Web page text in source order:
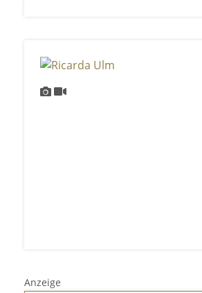
Anzeige